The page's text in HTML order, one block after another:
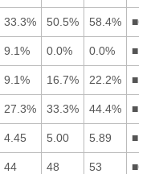
33.3% 50.5% 58.4%
9.1% 0.0% 0.0%
9.1% 16.7% 22.2%
27.3% 33.3% 44.4%
4.45 5.00 5.89
44 48 53